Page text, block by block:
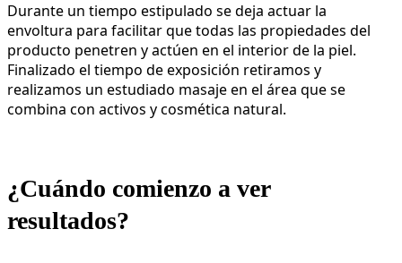
Durante un tiempo estipulado se deja actuar la
envoltura para facilitar que todas las propiedades del
producto penetren y actúen en el interior de la piel.
Finalizado el tiempo de exposición retiramos y
realizamos un estudiado masaje en el área que se
combina con activos y cosmética natural.
¿Cuándo comienzo a ver
resultados?